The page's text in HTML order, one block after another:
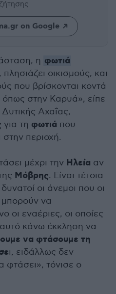
on Google
η φωτιά
πλησιάζει οικισμούς, και
που βρίσκονται κοντά
όπως στην Καρυά», είπε
Αχαΐας,
για τη φωτιά που
περιοχή.
μέχρι την Ηλεία αν
Μόβρης. Είναι τέτοια
οι άνεμοι που οι
μπορούν να
οι εναέριες, οι οποίες
κάνω έκκληση να
να φτάσουμε τη
ι, ειδάλλως δεν
φτάσει», τόνισε ο